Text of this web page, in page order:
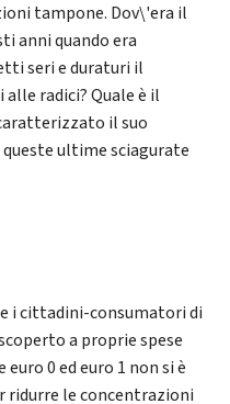
tampone. Dov\'era il
anni quando era
seri e duraturi il
radici? Quale è il
il suo
ultime sciagurate
i cittadini-consumatori di
a proprie spese
0 ed euro 1 non si è
ridurre le concentrazioni